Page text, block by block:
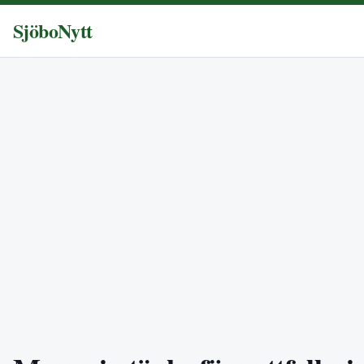
SjöboNytt